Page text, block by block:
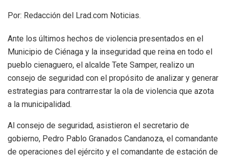
Por: Redacción del Lrad.com Noticias.
Ante los últimos hechos de violencia presentados en el
Municipio de Ciénaga y la inseguridad que reina en todo el
pueblo cienaguero, el alcalde Tete Samper, realizo un
consejo de seguridad con el propósito de analizar y generar
estrategias para contrarrestar la ola de violencia que azota
a la municipalidad.
Al consejo de seguridad, asistieron el secretario de
gobierno, Pedro Pablo Granados Candanoza, el comandante
de operaciones del ejército y el comandante de estación de